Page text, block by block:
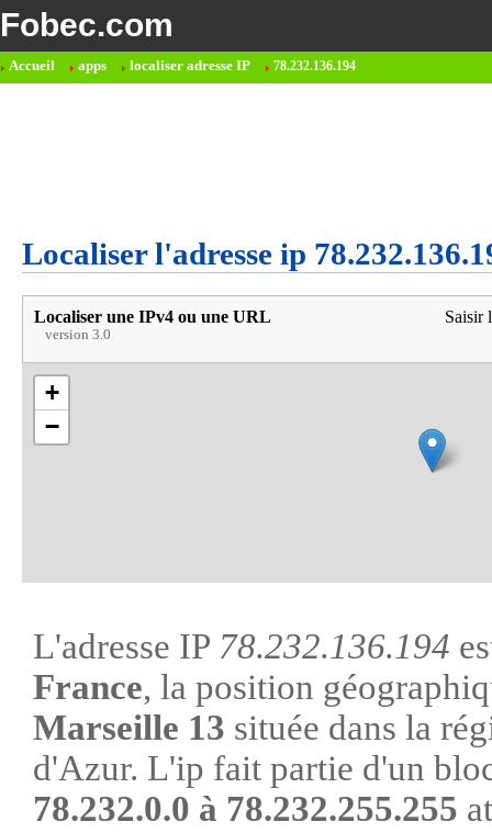
Fobec.com
Accueil apps localiser adresse IP 78.232.136.194
Localiser l'adresse ip
Localiser une IPv4 ou une URL
version 3.0
Saisir
+
−
L'adresse IP 78.232.136.194
France, la position
Marseille 13 située dans la
d'Azur. L'ip fait partie d'un
78.232.0.0 à 78.232.255.255